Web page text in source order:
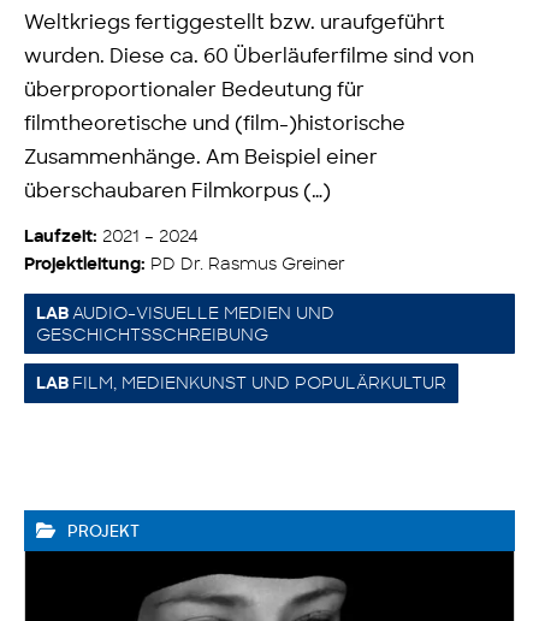
Weltkriegs fertiggestellt bzw. uraufgeführt
wurden. Diese ca. 60 Überläuferfilme sind von
überproportionaler Bedeutung für
filmtheoretische und (film-)historische
Zusammenhänge. Am Beispiel einer
überschaubaren Filmkorpus (…)
Laufzeit: 2021 – 2024
Projektleitung: PD Dr. Rasmus Greiner
LAB AUDIO-VISUELLE MEDIEN UND
GESCHICHTSSCHREIBUNG
LAB FILM, MEDIENKUNST UND POPULÄRKULTUR
PROJEKT